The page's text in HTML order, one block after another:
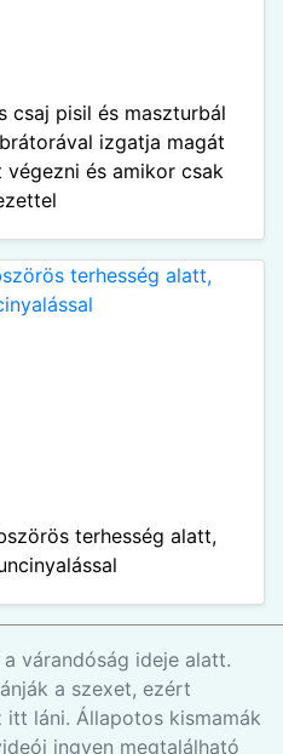
csaj pisil és maszturbál
izgatja magát
és amikor csak
terhesség alatt,
várandóság ideje alatt.
a szexet, ezért
láni. Állapotos kismamák
ingyen megtalálható